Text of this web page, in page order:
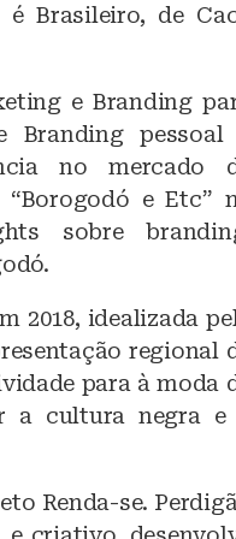
Brasileiro, de
e Branding
Branding pessoal
no mercado
e Etc”
sobre
2018, idealizada
regional
para à moda
a cultura negra e
Renda-se.